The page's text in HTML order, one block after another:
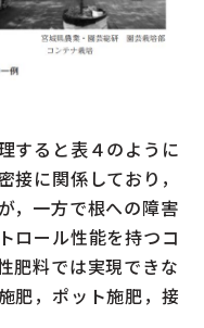
すると表４のように
に関係しており，
，一方で根への障害
ロール性能を持つコ
肥料では実現できな
肥，ポット施肥，接